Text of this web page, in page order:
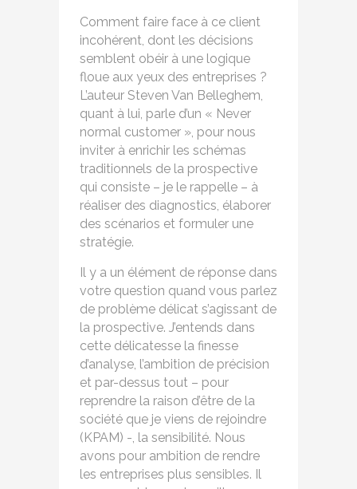
Comment faire face à ce client
incohérent, dont les décisions
semblent obéir à une logique
floue aux yeux des entreprises ?
L’auteur Steven Van Belleghem,
quant à lui, parle d’un « Never
normal customer », pour nous
inviter à enrichir les schémas
traditionnels de la prospective
qui consiste – je le rappelle – à
réaliser des diagnostics, élaborer
des scénarios et formuler une
stratégie.
Il y a un élément de réponse dans
votre question quand vous parlez
de problème délicat s’agissant de
la prospective. J’entends dans
cette délicatesse la finesse
d’analyse, l’ambition de précision
et par-dessus tout – pour
reprendre la raison d’être de la
société que je viens de rejoindre
(KPAM) -, la sensibilité. Nous
avons pour ambition de rendre
les entreprises plus sensibles. Il